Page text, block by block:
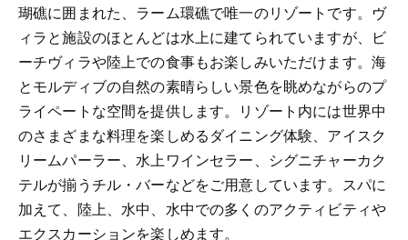
瑚礁に囲まれた、ラーム環礁で唯一のリゾートです。ヴ
ィラと施設のほとんどは水上に建てられていますが、ビ
ーチヴィラや陸上での食事もお楽しみいただけます。海
とモルディブの自然の素晴らしい景色を眺めながらのプ
ライペートな空間を提供します。リゾート内には世界中
のさまざまな料理を楽しめるダイニング体験、アイスク
リームパーラー、水上ワインセラー、シグニチャーカク
テルが揃うチル・バーなどをご用意しています。スパに
加えて、陸上、水中、水中での多くのアクティビティや
エクスカーションを楽しめます。